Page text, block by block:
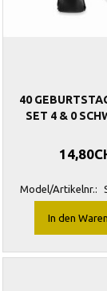
40
SET 4 & 0
Model/Artikelnr.:
In den